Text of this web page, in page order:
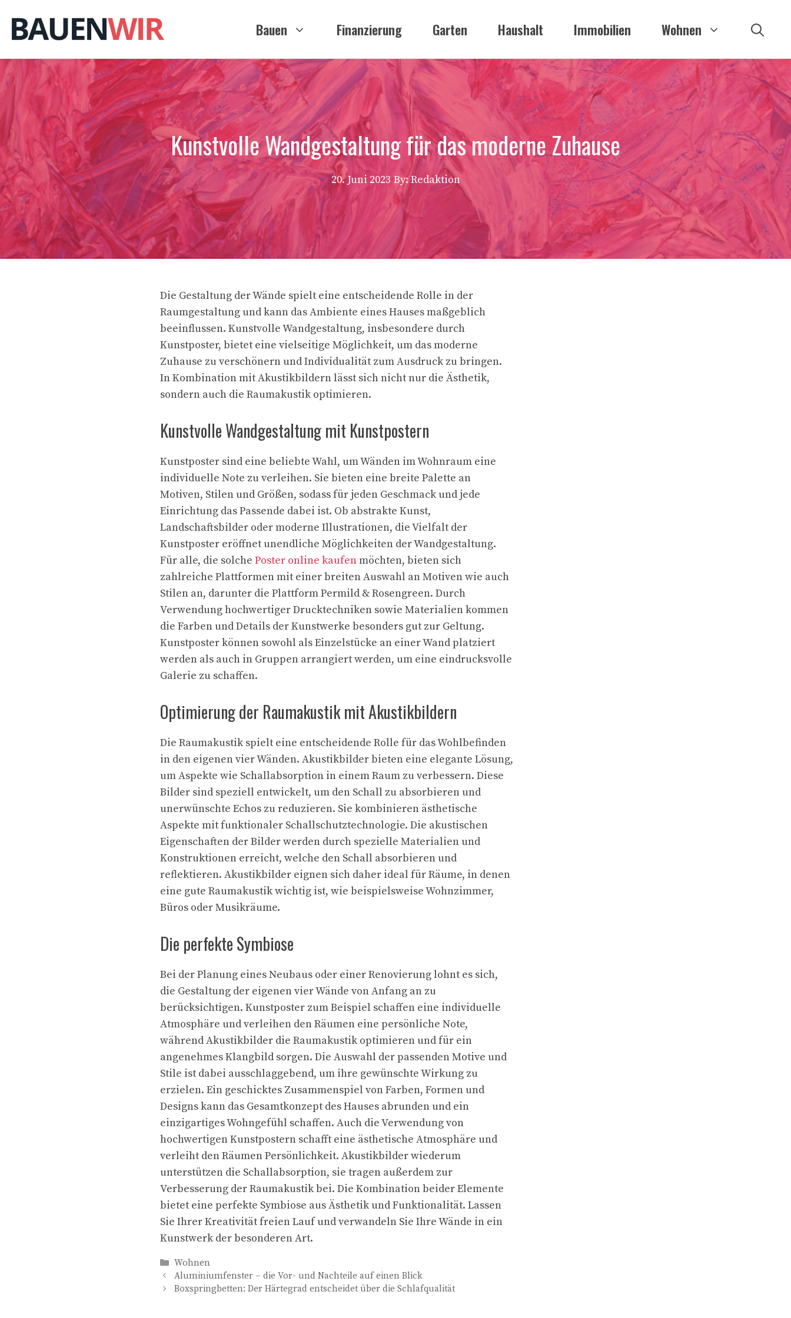
Inhalt
springen
Bauen Finanzierung Garten Haushalt Immobilien Wohnen
Kunstvolle Wandgestaltung für das moderne Zuhause
20. Juni 2023 By: Redaktion
Die Gestaltung der Wände spielt eine entscheidende Rolle in der
Raumgestaltung und kann das Ambiente eines Hauses maßgeblich
beeinflussen. Kunstvolle Wandgestaltung, insbesondere durch
Kunstposter, bietet eine vielseitige Möglichkeit, um das moderne
Zuhause zu verschönern und Individualität zum Ausdruck zu bringen.
In Kombination mit Akustikbildern lässt sich nicht nur die Ästhetik,
sondern auch die Raumakustik optimieren.
Kunstvolle Wandgestaltung mit Kunstpostern
Kunstposter sind eine beliebte Wahl, um Wänden im Wohnraum eine
individuelle Note zu verleihen. Sie bieten eine breite Palette an
Motiven, Stilen und Größen, sodass für jeden Geschmack und jede
Einrichtung das Passende dabei ist. Ob abstrakte Kunst,
Landschaftsbilder oder moderne Illustrationen, die Vielfalt der
Kunstposter eröffnet unendliche Möglichkeiten der Wandgestaltung.
Für alle, die solche Poster online kaufenmöchten, bieten sich
zahlreiche Plattformen mit einer breiten Auswahl an Motiven wie auch
Stilen an, darunter die Plattform Permild & Rosengreen. Durch
Verwendung hochwertiger Drucktechniken sowie Materialien kommen
die Farben und Details der Kunstwerke besonders gut zur Geltung.
Kunstposter können sowohl als Einzelstücke an einer Wand platziert
werden als auch in Gruppen arrangiert werden, um eine eindrucksvolle
Galerie zu schaffen.
Optimierung der Raumakustik mit Akustikbildern
Die Raumakustik spielt eine entscheidende Rolle für das Wohlbefinden
in den eigenen vier Wänden. Akustikbilder bieten eine elegante Lösung,
um Aspekte wie Schallabsorption in einem Raum zu verbessern. Diese
Bilder sind speziell entwickelt, um den Schall zu absorbieren und
unerwünschte Echos zu reduzieren. Sie kombinieren ästhetische
Aspekte mit funktionaler Schallschutztechnologie. Die akustischen
Eigenschaften der Bilder werden durch spezielle Materialien und
Konstruktionen erreicht, welche den Schall absorbieren und
reflektieren. Akustikbilder eignen sich daher ideal für Räume, in denen
eine gute Raumakustik wichtig ist, wie beispielsweise Wohnzimmer,
Büros oder Musikräume.
Die perfekte Symbiose
Bei der Planung eines Neubaus oder einer Renovierung lohnt es sich,
die Gestaltung der eigenen vier Wände von Anfang an zu
berücksichtigen. Kunstposter zum Beispiel schaffen eine individuelle
Atmosphäre und verleihen den Räumen eine persönliche Note,
während Akustikbilder die Raumakustik optimieren und für ein
angenehmes Klangbild sorgen. Die Auswahl der passenden Motive und
Stile ist dabei ausschlaggebend, um ihre gewünschte Wirkung zu
erzielen. Ein geschicktes Zusammenspiel von Farben, Formen und
Designs kann das Gesamtkonzept des Hauses abrunden und ein
einzigartiges Wohngefühl schaffen. Auch die Verwendung von
hochwertigen Kunstpostern schafft eine ästhetische Atmosphäre und
verleiht den Räumen Persönlichkeit. Akustikbilder wiederum
unterstützen die Schallabsorption, sie tragen außerdem zur
Verbesserung der Raumakustik bei. Die Kombination beider Elemente
bietet eine perfekte Symbiose aus Ästhetik und Funktionalität. Lassen
Sie Ihrer Kreativität freien Lauf und verwandeln Sie Ihre Wände in ein
Kunstwerk der besonderen Art.
Kategorien
Wohnen
Aluminiumfenster – die Vor- und Nachteile auf einen Blick
Boxspringbetten: Der Härtegrad entscheidet über die Schlafqualität